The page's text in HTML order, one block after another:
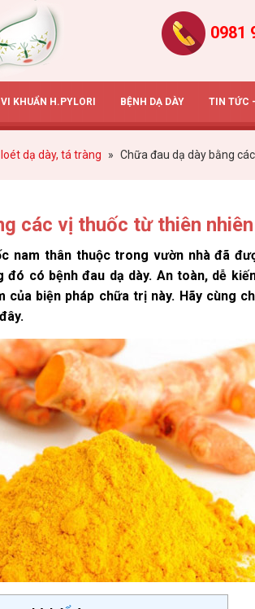
0981
VI KHUẨN H.PYLORI BỆNH DẠ DÀY TIN TỨC
dạ dày, tá tràng » Chữa đau dạ dày bằng
các vị thuốc từ thiên nhiên
nam thân thuộc trong vườn nhà đã
đó có bệnh đau dạ dày. An toàn, dễ
của biện pháp chữa trị này. Hãy cùng